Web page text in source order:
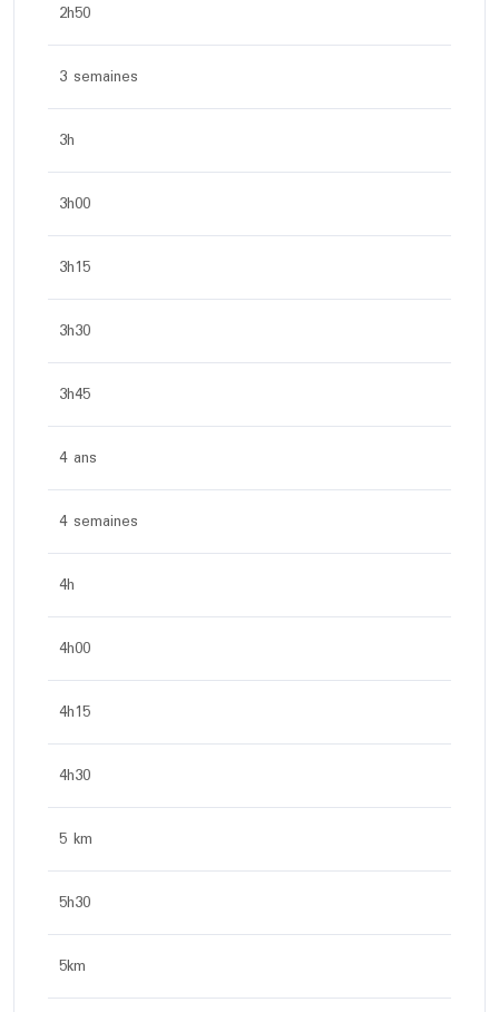
2h50
3 semaines
3h
3h00
3h15
3h30
3h45
4 ans
4 semaines
4h
4h00
4h15
4h30
5 km
5h30
5km